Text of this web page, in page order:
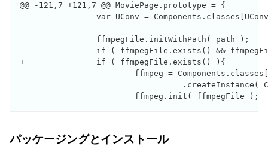
@@ -121,7 +121,7 @@ MoviePage.prototype = {
var UConv =
                ffmpegFile.initWithPath( path );
-               if ( ffmpegFile.exists() &&
+               if ( ffmpegFile.exists() ){
ffmpeg =
.createInstance(
パッケージングとインストール